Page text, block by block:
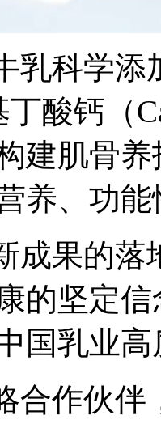
乳科学添
酸钙（
建肌骨
养、功
成果的落
的坚定
国乳业
合作伙伴